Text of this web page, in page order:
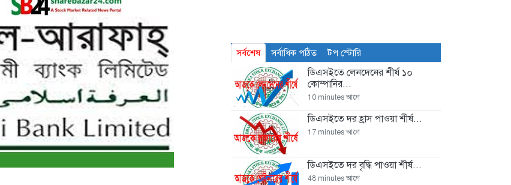
সর্বশেষ সর্বাধিক পঠিত টপ স্টোরি
ডিএসইতে লেনদেনের শীর্ষ ১০
কোম্পানির...
10 minutes আগে
ডিএসইতে দর হ্রাস পাওয়া শীর্ষ...
17 minutes আগে
ডিএসইতে দর বৃদ্ধি পাওয়া শীর্ষ...
48 minutes আগে